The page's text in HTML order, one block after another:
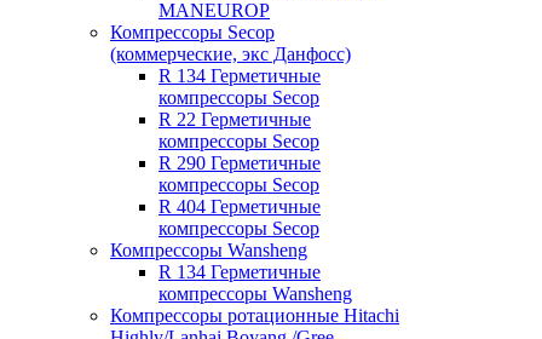
MANEUROP
Компрессоры Secop
(коммерческие, экс Данфосс)
R 134 Герметичные
компрессоры Secop
R 22 Герметичные
компрессоры Secop
R 290 Герметичные
компрессоры Secop
R 404 Герметичные
компрессоры Secop
Компрессоры Wansheng
R 134 Герметичные
компрессоры Wansheng
Компрессоры ротационные Hitachi